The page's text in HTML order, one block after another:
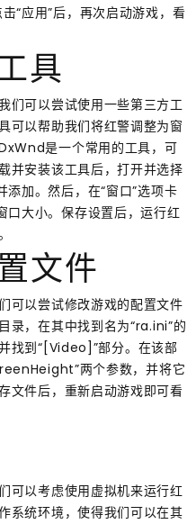
“应用”后，再次启动游戏，看
具
们可以尝试使用一些第三方工
可以帮助我们将红警调整为窗
是一个常用的工具，可
并安装该工具后，打开并选择
添加。然后，在“窗口”选项卡
口大小。保存设置后，运行红
文件
可以尝试修改游戏的配置文件
录，在其中找到名为“ra.ini”的
找到“[Video]”部分。在该部
两个参数，并将它
文件后，重新启动游戏即可看
可以考虑使用虚拟机来运行红
系统环境，使得我们可以在其